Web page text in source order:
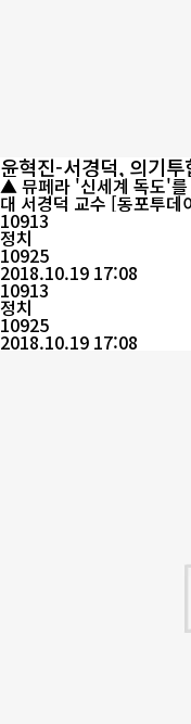
윤혁진-서경덕, 의기
▲ 뮤페라 '신세계 독도'를
대 서경덕 교수 [동포투데
독도를 홍보하는 성신여
+오페라) 공연인 '신세계 독
도재단의 후원으로 제작
아 20일 포항에서 개최되
대중들에게 첫 선...
10913
정치
10925
2018.10.19 17:08
10913
정치
10925
2018.10.19 17:08